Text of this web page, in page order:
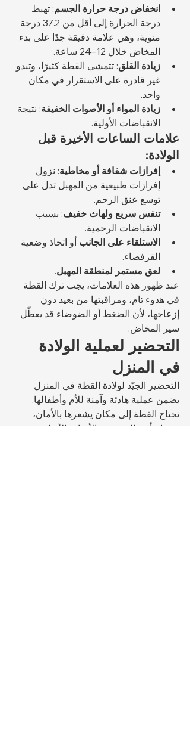
انخفاض درجة حرارة الجسم: تهبط
درجة الحرارة إلى أقل من 37.2 درجة
مئوية، وهي علامة دقيقة جدًا على بدء
المخاض خلال 12–24 ساعة.
زيادة القلق: تتمشى القطة كثيرًا، وتبدو
غير قادرة على الاستقرار في مكان
واحد.
زيادة المواء أو الأصوات الخفيفة: نتيجة
الانقباضات الأولية.
علامات الساعات الأخيرة قبل
الولادة:
إفرازات شفافة أو مخاطية: نزول
إفرازات طبيعية من المهبل تدل على
توسع عنق الرحم.
تنفس سريع ولهاث خفيف: بسبب
الانقباضات الرحمية.
الاستلقاء على الجانب أو اتخاذ وضعية
القرفصاء.
لعق مستمر لمنطقة المهبل.
عند ظهور هذه العلامات، يجب ترك القطة
في هدوء تام، ومراقبتها من بعيد دون
إزعاجها، لأن الضغط أو الضوضاء قد يعطّل
سير المخاض.
التحضير لعملية الولادة
في المنزل
التحضير الجيّد لولادة القطة في المنزل
يضمن عملية هادئة وآمنة للأم وأطفالها.
تحتاج القطة إلى مكان يشعرها بالأمان،
وتحتاج أنت إلى تجهيز الأدوات الأساسية